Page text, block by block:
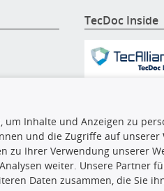
TecDoc Inside
unterlassen,
gesamte
Zustimmung
vervielfältigen,
und/oder diese
um Inhalte und Anzeigen zu
und die Zugriffe auf unserer
zu Ihrer Verwendung unserer
weiter. Unsere Partner
Daten zusammen, die Sie